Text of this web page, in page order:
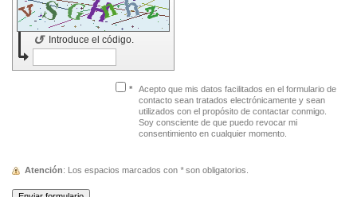
Introduce el código.
↺
*
Acepto que mis datos facilitados en el formulario de
contacto sean tratados electrónicamente y sean
utilizados con el propósito de contactar conmigo.
Soy consciente de que puedo revocar mi
consentimiento en cualquier momento.
Atención : Los espacios marcados con *son obligatorios.